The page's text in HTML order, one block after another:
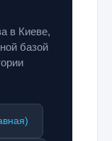
в Киеве,
базой